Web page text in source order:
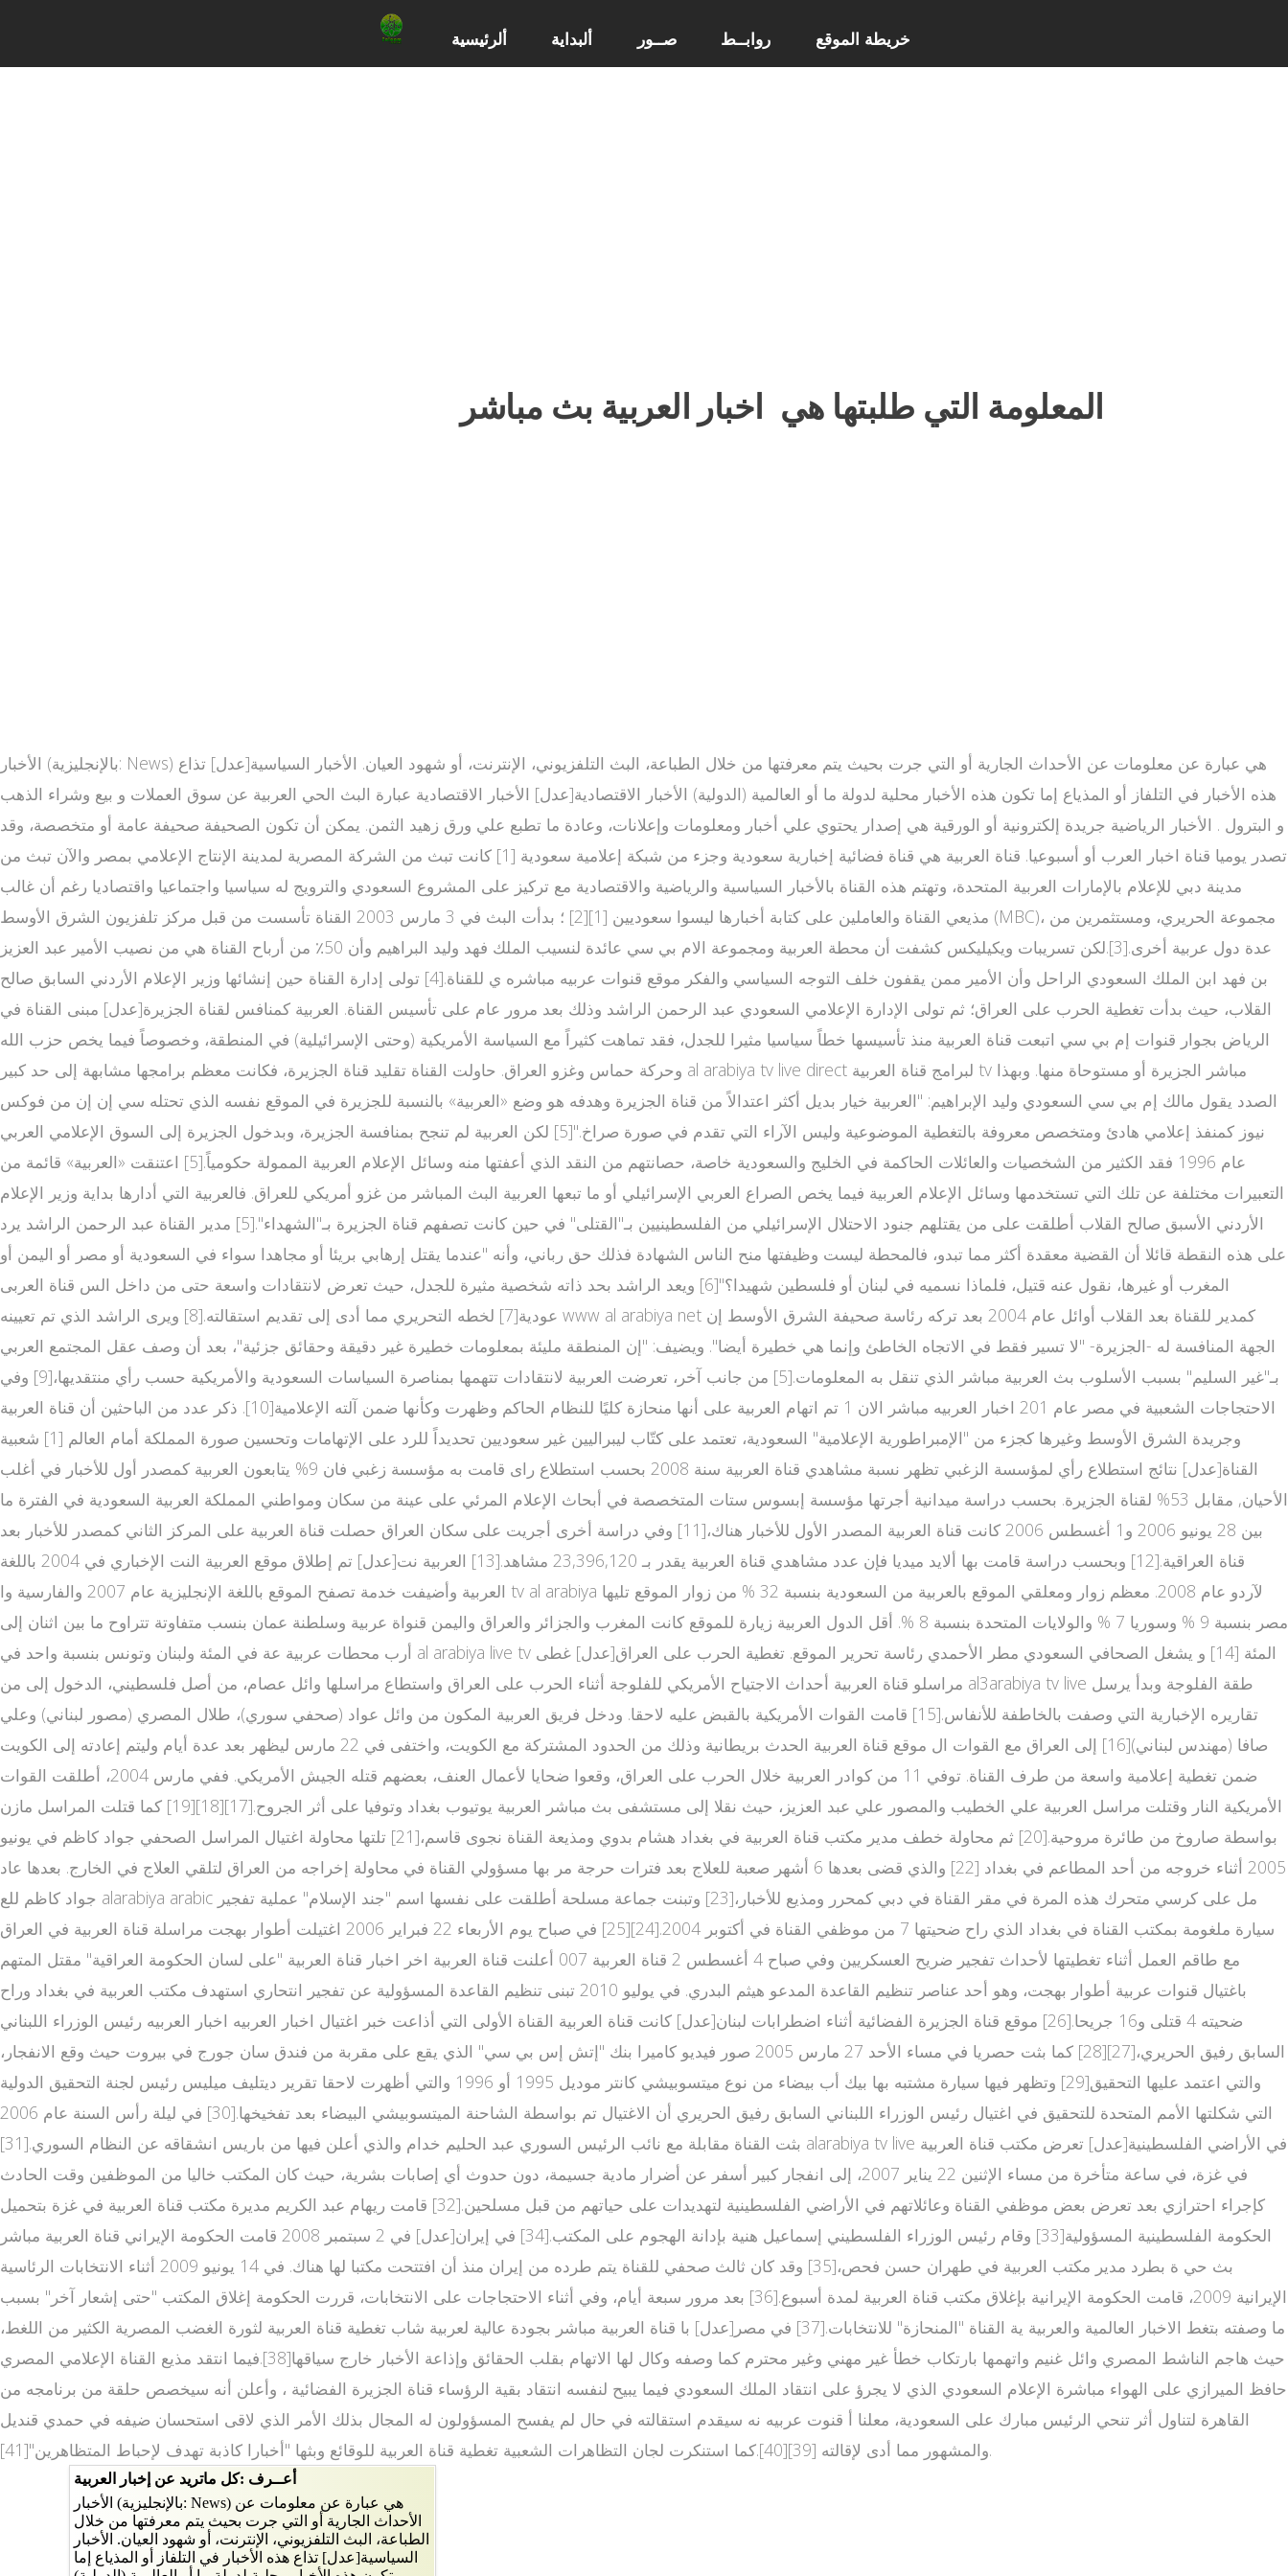
ألرئيسية ألبداية صــور روابــط خريطة الموقع
المعلومة التي طلبتها هي اخبار العربية بث مباشر
الأخبار (بالإنجليزية: News) هي عبارة عن معلومات عن الأحداث الجارية أو التي جرت بحيث يتم معرفتها من خلال الطباعة، البث التلفزيوني، الإنترنت، أو شهود العيان. الأخبار السياسية[عدل] تذاع
هذه الأخبار في التلفاز أو المذياع إما تكون هذه الأخبار محلية لدولة ما أو العالمية (الدولية) الأخبار الاقتصادية[عدل] الأخبار الاقتصادية عبارة البث الحي العربية عن سوق العملات و بيع وشراء الذهب
و البترول . الأخبار الرياضية جريدة إلكترونية أو الورقية هي إصدار يحتوي علي أخبار ومعلومات وإعلانات، وعادة ما تطبع علي ورق زهيد الثمن. يمكن أن تكون الصحيفة صحيفة عامة أو متخصصة، وقد
تصدر يوميا قناة اخبار العرب أو أسبوعيا. قناة العربية هي قناة فضائية إخبارية سعودية وجزء من شبكة إعلامية سعودية [1] كانت تبث من الشركة المصرية لمدينة الإنتاج الإعلامي بمصر والآن تبث من
مدينة دبي للإعلام بالإمارات العربية المتحدة، وتهتم هذه القناة بالأخبار السياسية والرياضية والاقتصادية مع تركيز على المشروع السعودي والترويج له سياسيا واجتماعيا واقتصاديا رغم أن غالب
مذيعي القناة والعاملين على كتابة أخبارها ليسوا سعوديين [1][2] ؛ بدأت البث في 3 مارس 2003 القناة تأسست من قبل مركز تلفزيون الشرق الأوسط (MBC)، مجموعة الحريري، ومستثمرين من
عدة دول عربية أخرى.[3].لكن تسريبات ويكيليكس كشفت أن محطة العربية ومجموعة الام بي سي عائدة لنسيب الملك فهد وليد البراهيم وأن 50٪ من أرباح القناة هي من نصيب الأمير عبد العزيز
بن فهد ابن الملك السعودي الراحل وأن الأمير ممن يقفون خلف التوجه السياسي والفكر موقع قنوات عربيه مباشره ي للقناة.[4] تولى إدارة القناة حين إنشائها وزير الإعلام الأردني السابق صالح
القلاب، حيث بدأت تغطية الحرب على العراق؛ ثم تولى الإدارة الإعلامي السعودي عبد الرحمن الراشد وذلك بعد مرور عام على تأسيس القناة. العربية كمنافس لقناة الجزيرة[عدل] مبنى القناة في
الرياض بجوار قنوات إم بي سي اتبعت قناة العربية منذ تأسيسها خطاً سياسيا مثيرا للجدل، فقد تماهت كثيراً مع السياسة الأمريكية (وحتى الإسرائيلية) في المنطقة، وخصوصاً فيما يخص حزب الله
وحركة حماس وغزو العراق. حاولت القناة تقليد قناة الجزيرة، فكانت معظم برامجها مشابهة إلى حد كبير al arabiya tv live direct لبرامج قناة العربية tv مباشر الجزيرة أو مستوحاة منها. وبهذا
الصدد يقول مالك إم بي سي السعودي وليد الإبراهيم: "العربية خيار بديل أكثر اعتدالاً من قناة الجزيرة وهدفه هو وضع «العربية» بالنسبة للجزيرة في الموقع نفسه الذي تحتله سي إن إن من فوكس
نيوز كمنفذ إعلامي هادئ ومتخصص معروفة بالتغطية الموضوعية وليس الآراء التي تقدم في صورة صراخ."[5] لكن العربية لم تنجح بمنافسة الجزيرة، وبدخول الجزيرة إلى السوق الإعلامي العربي
عام 1996 فقد الكثير من الشخصيات والعائلات الحاكمة في الخليج والسعودية خاصة، حصانتهم من النقد الذي أعفتها منه وسائل الإعلام العربية الممولة حكومياً.[5] اعتنقت «العربية» قائمة من
التعبيرات مختلفة عن تلك التي تستخدمها وسائل الإعلام العربية فيما يخص الصراع العربي الإسرائيلي أو ما تبعها العربية البث المباشر من غزو أمريكي للعراق. فالعربية التي أدارها بداية وزير الإعلام
الأردني الأسبق صالح القلاب أطلقت على من يقتلهم جنود الاحتلال الإسرائيلي من الفلسطينيين بـ"القتلى" في حين كانت تصفهم قناة الجزيرة بـ"الشهداء".[5] مدير القناة عبد الرحمن الراشد يرد
على هذه النقطة قائلا أن القضية معقدة أكثر مما تبدو، فالمحطة ليست وظيفتها منح الناس الشهادة فذلك حق رباني، وأنه "عندما يقتل إرهابي بريئا أو مجاهدا سواء في السعودية أو مصر أو اليمن أو
المغرب أو غيرها، نقول عنه قتيل، فلماذا نسميه في لبنان أو فلسطين شهيدا؟"[6] ويعد الراشد بحد ذاته شخصية مثيرة للجدل، حيث تعرض لانتقادات واسعة حتى من داخل الس قناة العربى
عودية[7] لخطه التحريري مما أدى إلى تقديم استقالته.[8] ويرى الراشد الذي تم تعيينه www al arabiya net كمدير للقناة بعد القلاب أوائل عام 2004 بعد تركه رئاسة صحيفة الشرق الأوسط إن
الجهة المنافسة له -الجزيرة- "لا تسير فقط في الاتجاه الخاطئ وإنما هي خطيرة أيضا". ويضيف: "إن المنطقة مليئة بمعلومات خطيرة غير دقيقة وحقائق جزئية"، بعد أن وصف عقل المجتمع العربي
بـ"غير السليم" بسبب الأسلوب بث العربية مباشر الذي تنقل به المعلومات.[5] من جانب آخر، تعرضت العربية لانتقادات تتهمها بمناصرة السياسات السعودية والأمريكية حسب رأي منتقديها،[9] وفي
الاحتجاجات الشعبية في مصر عام 201 اخبار العربيه مباشر الان 1 تم اتهام العربية على أنها منحازة كليًا للنظام الحاكم وظهرت وكأنها ضمن آلته الإعلامية[10]. ذكر عدد من الباحثين أن قناة العربية
وجريدة الشرق الأوسط وغيرها كجزء من "الإمبراطورية الإعلامية" السعودية، تعتمد على كتّاب ليبراليين غير سعوديين تحديداً للرد على الإتهامات وتحسين صورة المملكة أمام العالم [1] شعبية
القناة[عدل] نتائج استطلاع رأي لمؤسسة الزغبي تظهر نسبة مشاهدي قناة العربية سنة 2008 بحسب استطلاع راى قامت به مؤسسة زغبي فان 9% يتابعون العربية كمصدر أول للأخبار في أغلب
الأحيان, مقابل 53% لقناة الجزيرة. بحسب دراسة ميدانية أجرتها مؤسسة إبسوس ستات المتخصصة في أبحاث الإعلام المرئي على عينة من سكان ومواطني المملكة العربية السعودية في الفترة ما
بين 28 يونيو 2006 و1 أغسطس 2006 كانت قناة العربية المصدر الأول للأخبار هناك،[11] وفي دراسة أخرى أجريت على سكان العراق حصلت قناة العربية على المركز الثاني كمصدر للأخبار بعد
قناة العراقية.[12] وبحسب دراسة قامت بها ألايد ميديا فإن عدد مشاهدي قناة العربية يقدر بـ 23,396,120 مشاهد.[13] العربية نت[عدل] تم إطلاق موقع العربية النت الإخباري في 2004 باللغة
العربية وأضيفت خدمة تصفح الموقع باللغة الإنجليزية عام 2007 والفارسية وا tv al arabiya لآردو عام 2008. معظم زوار ومعلقي الموقع بالعربية من السعودية بنسبة 32 % من زوار الموقع تليها
مصر بنسبة 9 % وسوريا 7 % والولايات المتحدة بنسبة 8 %. أقل الدول العربية زيارة للموقع كانت المغرب والجزائر والعراق واليمن قنواة عربية وسلطنة عمان بنسب متفاوتة تتراوح ما بين اثنان إلى
أرب محطات عربية عة في المئة ولبنان وتونس بنسبة واحد في al arabiya live tv المئة [14] و يشغل الصحافي السعودي مطر الأحمدي رئاسة تحرير الموقع. تغطية الحرب على العراق[عدل] غطى
مراسلو قناة العربية أحداث الاجتياح الأمريكي للفلوجة أثناء الحرب على العراق واستطاع مراسلها وائل عصام، من أصل فلسطيني، الدخول إلى من al3arabiya tv live طقة الفلوجة وبدأ يرسل
تقاريره الإخبارية التي وصفت بالخاطفة للأنفاس.[15] قامت القوات الأمريكية بالقبض عليه لاحقا. ودخل فريق العربية المكون من وائل عواد (صحفي سوري)، طلال المصري (مصور لبناني) وعلي
صافا (مهندس لبناني)[16] إلى العراق مع القوات ال موقع قناة العربية الحدث بريطانية وذلك من الحدود المشتركة مع الكويت، واختفى في 22 مارس ليظهر بعد عدة أيام وليتم إعادته إلى الكويت
ضمن تغطية إعلامية واسعة من طرف القناة. توفي 11 من كوادر العربية خلال الحرب على العراق، وقعوا ضحايا لأعمال العنف، بعضهم قتله الجيش الأمريكي. ففي مارس 2004، أطلقت القوات
الأمريكية النار وقتلت مراسل العربية علي الخطيب والمصور علي عبد العزيز، حيث نقلا إلى مستشفى بث مباشر العربية يوتيوب بغداد وتوفيا على أثر الجروح.[17][18][19] كما قتلت المراسل مازن
بواسطة صاروخ من طائرة مروحية.[20] ثم محاولة خطف مدير مكتب قناة العربية في بغداد هشام بدوي ومذيعة القناة نجوى قاسم،[21] تلتها محاولة اغتيال المراسل الصحفي جواد كاظم في يونيو
2005 أثناء خروجه من أحد المطاعم في بغداد [22] والذي قضى بعدها 6 أشهر صعبة للعلاج بعد فترات حرجة مر بها مسؤولي القناة في محاولة إخراجه من العراق لتلقي العلاج في الخارج. بعدها عاد
جواد كاظم للع alarabiya arabic مل على كرسي متحرك هذه المرة في مقر القناة في دبي كمحرر ومذيع للأخبار،[23] وتبنت جماعة مسلحة أطلقت على نفسها اسم "جند الإسلام" عملية تفجير
سيارة ملغومة بمكتب القناة في بغداد الذي راح ضحيتها 7 من موظفي القناة في أكتوبر 2004.[24][25] في صباح يوم الأربعاء 22 فبراير 2006 اغتيلت أطوار بهجت مراسلة قناة العربية في العراق
مع طاقم العمل أثناء تغطيتها لأحداث تفجير ضريح العسكريين وفي صباح 4 أغسطس 2 قناة العربية 007 أعلنت قناة العربية اخر اخبار قناة العربية "على لسان الحكومة العراقية" مقتل المتهم
باغتيال قنوات عربية أطوار بهجت، وهو أحد عناصر تنظيم القاعدة المدعو هيثم البدري. في يوليو 2010 تبنى تنظيم القاعدة المسؤولية عن تفجير انتحاري استهدف مكتب العربية في بغداد وراح
ضحيته 4 قتلى و16 جريحا.[26] موقع قناة الجزيرة الفضائية أثناء اضطرابات لبنان[عدل] كانت قناة العربية القناة الأولى التي أذاعت خبر اغتيال اخبار العربيه اخبار العربيه رئيس الوزراء اللبناني
السابق رفيق الحريري،[27][28] كما بثت حصريا في مساء الأحد 27 مارس 2005 صور فيديو كاميرا بنك "إتش إس بي سي" الذي يقع على مقربة من فندق سان جورج في بيروت حيث وقع الانفجار،
والتي اعتمد عليها التحقيق[29] وتظهر فيها سيارة مشتبه بها بيك أب بيضاء من نوع ميتسوبيشي كانتر موديل 1995 أو 1996 والتي أظهرت لاحقا تقرير ديتليف ميليس رئيس لجنة التحقيق الدولية
التي شكلتها الأمم المتحدة للتحقيق في اغتيال رئيس الوزراء اللبناني السابق رفيق الحريري أن الاغتيال تم بواسطة الشاحنة الميتسوبيشي البيضاء بعد تفخيخها.[30] في ليلة رأس السنة عام 2006
بثت القناة مقابلة مع نائب الرئيس السوري عبد الحليم خدام والذي أعلن فيها من باريس انشقاقه عن النظام السوري.[31] alarabiya tv live في الأراضي الفلسطينية[عدل] تعرض مكتب قناة العربية
في غزة، في ساعة متأخرة من مساء الإثنين 22 يناير 2007، إلى انفجار كبير أسفر عن أضرار مادية جسيمة، دون حدوث أي إصابات بشرية، حيث كان المكتب خاليا من الموظفين وقت الحادث
كإجراء احترازي بعد تعرض بعض موظفي القناة وعائلاتهم في الأراضي الفلسطينية لتهديدات على حياتهم من قبل مسلحين.[32] قامت ريهام عبد الكريم مديرة مكتب قناة العربية في غزة بتحميل
الحكومة الفلسطينية المسؤولية[33] وقام رئيس الوزراء الفلسطيني إسماعيل هنية بإدانة الهجوم على المكتب.[34] في إيران[عدل] في 2 سبتمبر 2008 قامت الحكومة الإيراني قناة العربية مباشر
بث حي ة بطرد مدير مكتب العربية في طهران حسن فحص،[35] وقد كان ثالث صحفي للقناة يتم طرده من إيران منذ أن افتتحت مكتبا لها هناك. في 14 يونيو 2009 أثناء الانتخابات الرئاسية
الإيرانية 2009، قامت الحكومة الإيرانية بإغلاق مكتب قناة العربية لمدة أسبوع.[36] بعد مرور سبعة أيام، وفي أثناء الاحتجاجات على الانتخابات، قررت الحكومة إغلاق المكتب "حتى إشعار آخر" بسبب
ما وصفته بتغط الاخبار العالمية والعربية ية القناة "المنحازة" للانتخابات.[37] في مصر[عدل] با قناة العربية مباشر بجودة عالية لعربية شاب تغطية قناة العربية لثورة الغضب المصرية الكثير من اللغط،
حيث هاجم الناشط المصري وائل غنيم واتهمها بارتكاب خطأ غير مهني وغير محترم كما وصفه وكال لها الاتهام بقلب الحقائق وإذاعة الأخبار خارج سياقها[38].فيما انتقد مذيع القناة الإعلامي المصري
حافظ الميرازي على الهواء مباشرة الإعلام السعودي الذي لا يجرؤ على انتقاد الملك السعودي فيما يبيح لنفسه انتقاد بقية الرؤساء قناة الجزيرة الفضائية ، وأعلن أنه سيخصص حلقة من برنامجه من
القاهرة لتناول أثر تنحي الرئيس مبارك على السعودية، معلنا أ قنوت عربيه نه سيقدم استقالته في حال لم يفسح المسؤولون له المجال بذلك الأمر الذي لاقى استحسان ضيفه في حمدي قنديل
والمشهور مما أدى لإقالته [39][40].كما استنكرت لجان التظاهرات الشعبية تغطية قناة العربية للوقائع وبثها "أخبارا كاذبة تهدف لإحباط المتظاهرين"[41].